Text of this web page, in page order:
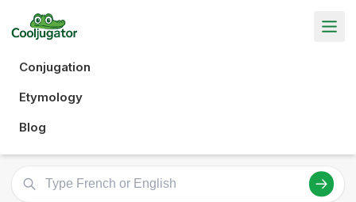
Conjugation
Etymology
Blog